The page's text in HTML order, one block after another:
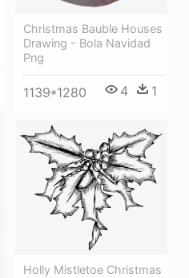
Christmas Bauble Houses
Drawing - Bola Navidad
Png
1139*1280 4 1
Holly Mistletoe Christmas